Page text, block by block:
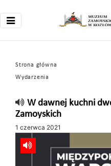
Strona główna
Wydarzenia
W dawnej kuchni
Zamoyskich
1 czerwca 2021